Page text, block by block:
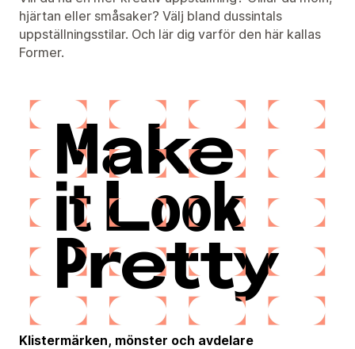
hjärtan eller småsaker? Välj bland dussintals
uppställningsstilar. Och lär dig varför den här kallas
Former.
Klistermärken, mönster och avdelare